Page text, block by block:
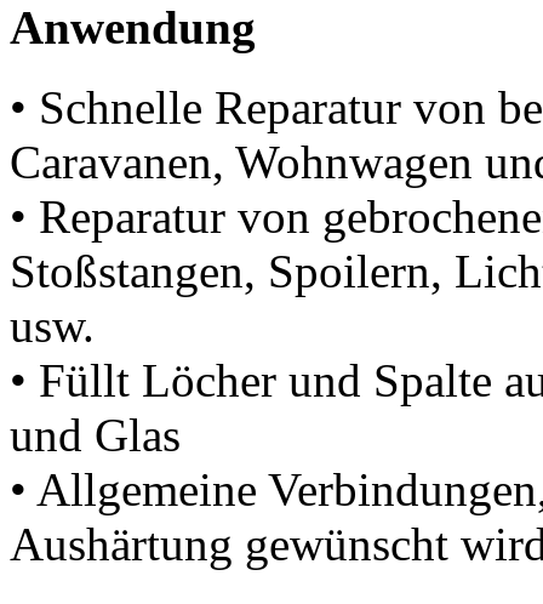
Anwendung
• Schnelle Reparatur von
Caravanen, Wohnwagen
• Reparatur von
Stoßstangen, Spoilern,
usw.
• Füllt Löcher und Spalte
und Glas
• Allgemeine
Aushärtung gewünscht